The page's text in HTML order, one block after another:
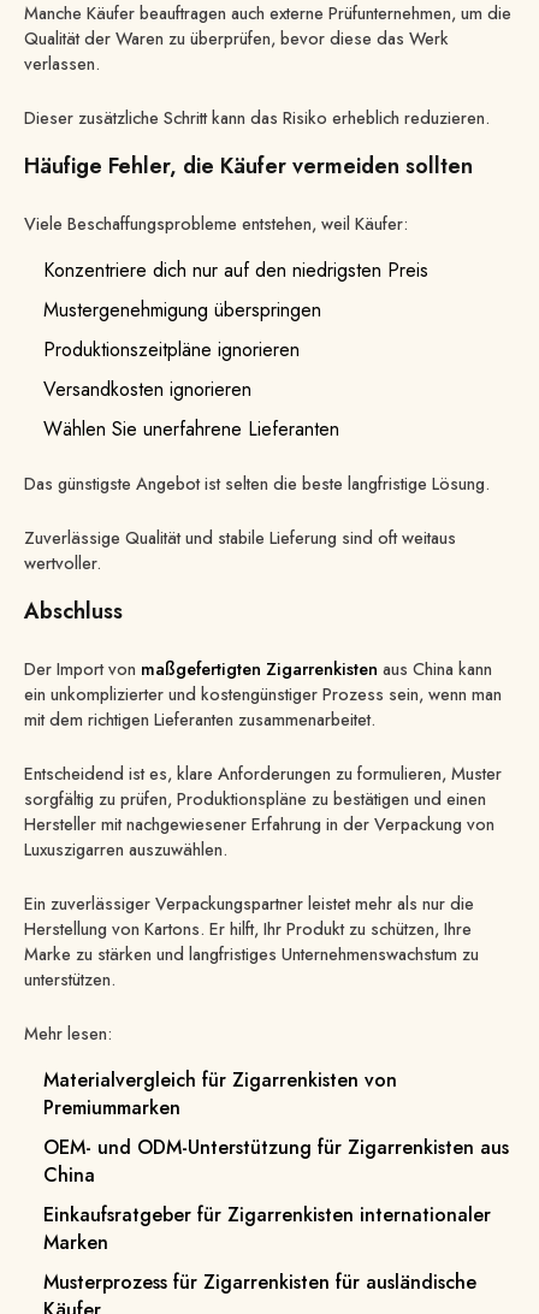
Manche Käufer beauftragen auch externe Prüfunternehmen, um die
Qualität der Waren zu überprüfen, bevor diese das Werk
verlassen.
Dieser zusätzliche Schritt kann das Risiko erheblich reduzieren.
Häufige Fehler, die Käufer vermeiden sollten
Viele Beschaffungsprobleme entstehen, weil Käufer:
Konzentriere dich nur auf den niedrigsten Preis
Mustergenehmigung überspringen
Produktionszeitpläne ignorieren
Versandkosten ignorieren
Wählen Sie unerfahrene Lieferanten
Das günstigste Angebot ist selten die beste langfristige Lösung.
Zuverlässige Qualität und stabile Lieferung sind oft weitaus
wertvoller.
Abschluss
Der Import von maßgefertigten Zigarrenkisten aus China kann
ein unkomplizierter und kostengünstiger Prozess sein, wenn man
mit dem richtigen Lieferanten zusammenarbeitet.
Entscheidend ist es, klare Anforderungen zu formulieren, Muster
sorgfältig zu prüfen, Produktionspläne zu bestätigen und einen
Hersteller mit nachgewiesener Erfahrung in der Verpackung von
Luxuszigarren auszuwählen.
Ein zuverlässiger Verpackungspartner leistet mehr als nur die
Herstellung von Kartons. Er hilft, Ihr Produkt zu schützen, Ihre
Marke zu stärken und langfristiges Unternehmenswachstum zu
unterstützen.
Mehr lesen:
Materialvergleich für Zigarrenkisten von
Premiummarken
OEM- und ODM-Unterstützung für Zigarrenkisten aus
China
Einkaufsratgeber für Zigarrenkisten internationaler
Marken
Musterprozess für Zigarrenkisten für ausländische